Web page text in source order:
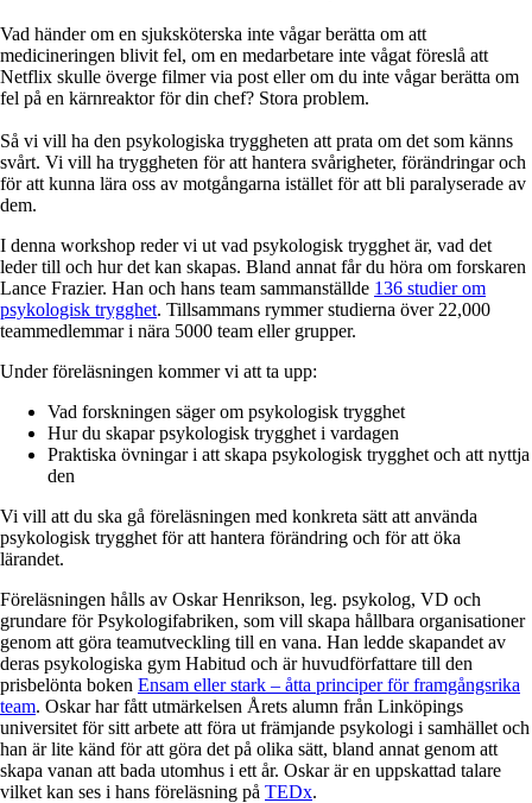
Vad händer om en sjuksköterska inte vågar berätta om att
medicineringen blivit fel, om en medarbetare inte vågat föreslå att
Netflix skulle överge filmer via post eller om du inte vågar berätta om
fel på en kärnreaktor för din chef? Stora problem.
Så vi vill ha den psykologiska tryggheten att prata om det som känns
svårt. Vi vill ha tryggheten för att hantera svårigheter, förändringar och
för att kunna lära oss av motgångarna istället för att bli paralyserade av
dem.
I denna workshop reder vi ut vad psykologisk trygghet är, vad det
leder till och hur det kan skapas. Bland annat får du höra om forskaren
Lance Frazier. Han och hans team sammanställde 136 studier om
psykologisk trygghet. Tillsammans rymmer studierna över 22,000
teammedlemmar i nära 5000 team eller grupper.
Under föreläsningen kommer vi att ta upp:
Vad forskningen säger om psykologisk trygghet
Hur du skapar psykologisk trygghet i vardagen
Praktiska övningar i att skapa psykologisk trygghet och att nyttja
den
Vi vill att du ska gå föreläsningen med konkreta sätt att använda
psykologisk trygghet för att hantera förändring och för att öka
lärandet.
Föreläsningen hålls av Oskar Henrikson, leg. psykolog, VD och
grundare för Psykologifabriken, som vill skapa hållbara organisationer
genom att göra teamutveckling till en vana. Han ledde skapandet av
deras psykologiska gym Habitud och är huvudförfattare till den
prisbelönta boken Ensam eller stark – åtta principer för framgångsrika
team. Oskar har fått utmärkelsen Årets alumn från Linköpings
universitet för sitt arbete att föra ut främjande psykologi i samhället och
han är lite känd för att göra det på olika sätt, bland annat genom att
skapa vanan att bada utomhus i ett år. Oskar är en uppskattad talare
vilket kan ses i hans föreläsning på TEDx.